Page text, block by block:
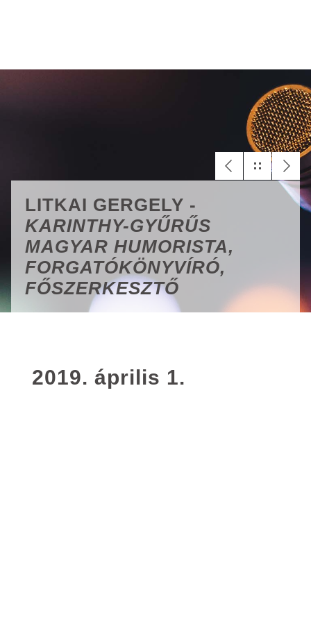
LITKAI GERGELY -
KARINTHY-GYŰRŰS
MAGYAR HUMORISTA,
FORGATÓKÖNYVÍRÓ,
FŐSZERKESZTŐ
2019. április 1.